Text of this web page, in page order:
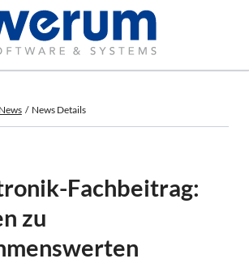
News News Details
Fachbeitrag:
zu